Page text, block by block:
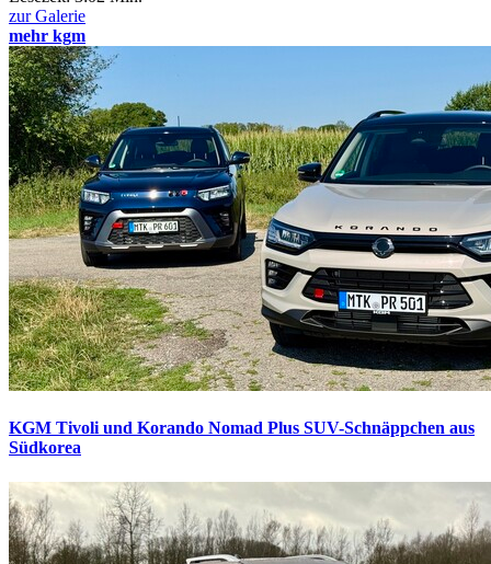
zur Galerie
mehr kgm
KGM Tivoli und Korando Nomad Plus SUV-Schnäppchen aus
Südkorea